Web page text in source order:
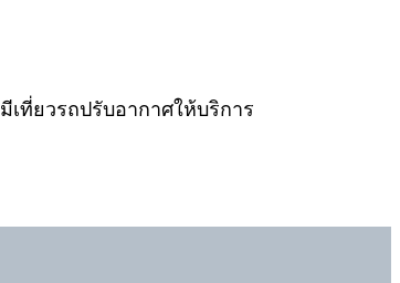
มีเที่ยวรถปรับอากาศให้บริการ